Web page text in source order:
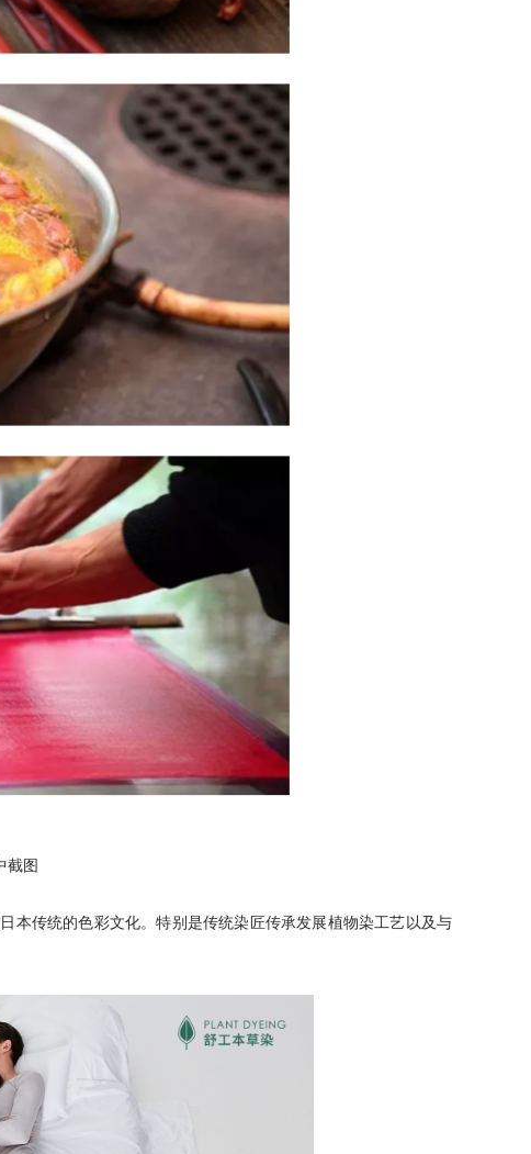
截图
本传统的色彩文化。特别是传统染匠传承发展植物染工艺以及与